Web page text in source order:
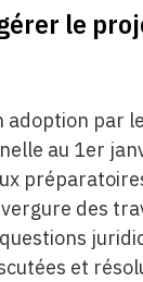
le
adoption par
au 1er
des
et